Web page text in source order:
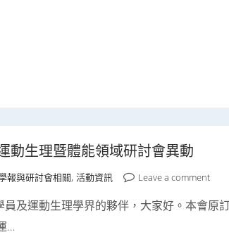
動生理暨體能領域研討會異動
報與研討會相關, 活動資訊 Leave a comment
員及運動生理學界的夥伴，大家好。本會原
…